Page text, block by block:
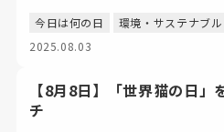
今日は何の日 環境・サステナブル
2025.08.03
【8月8日】「世界猫の日」
チ